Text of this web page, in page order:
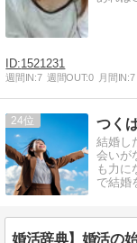
1521231
週間IN:7 週間OUT:0 月間IN:7
24 つく
結婚し
会いが
も力に
で結婚